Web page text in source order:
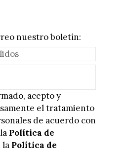
nuestro boletín:
acepto y
el tratamiento
de acuerdo con
Política de
la Política de